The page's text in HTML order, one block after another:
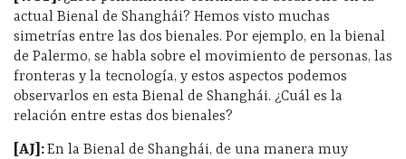
actual Bienal de Shanghái? Hemos visto muchas
simetrías entre las dos bienales. Por ejemplo, en la bienal
de Palermo, se habla sobre el movimiento de personas, las
fronteras y la tecnología, y estos aspectos podemos
observarlos en esta Bienal de Shanghái. ¿Cuál es la
relación entre estas dos bienales?
[AJ]:En la Bienal de Shanghái, de una manera muy